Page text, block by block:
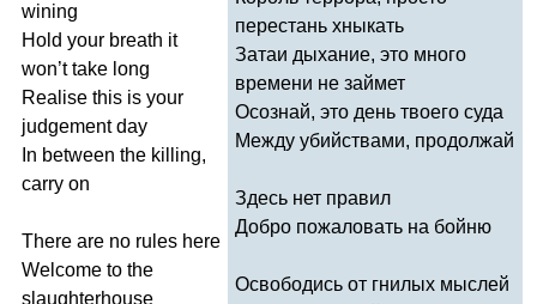
wining
Hold your breath it
won’t take long
Realise this is your
judgement day
In between the killing,
carry on
There are no rules here
Welcome to the
slaughterhouse
перестань хныкать
Затаи дыхание, это много
времени не займет
Осознай, это день твоего суда
Между убийствами, продолжай
Здесь нет правил
Добро пожаловать на бойню
Освободись от гнилых мыслей